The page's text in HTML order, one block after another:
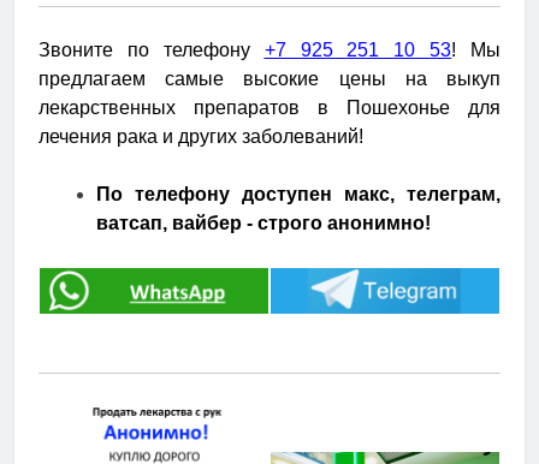
Звоните по телефону +7 925 251 10 53! Мы
предлагаем самые высокие цены на выкуп
лекарственных препаратов в Пошехонье для
лечения рака и других заболеваний!
По телефону доступен макс, телеграм,
ватсап, вайбер - строго анонимно!